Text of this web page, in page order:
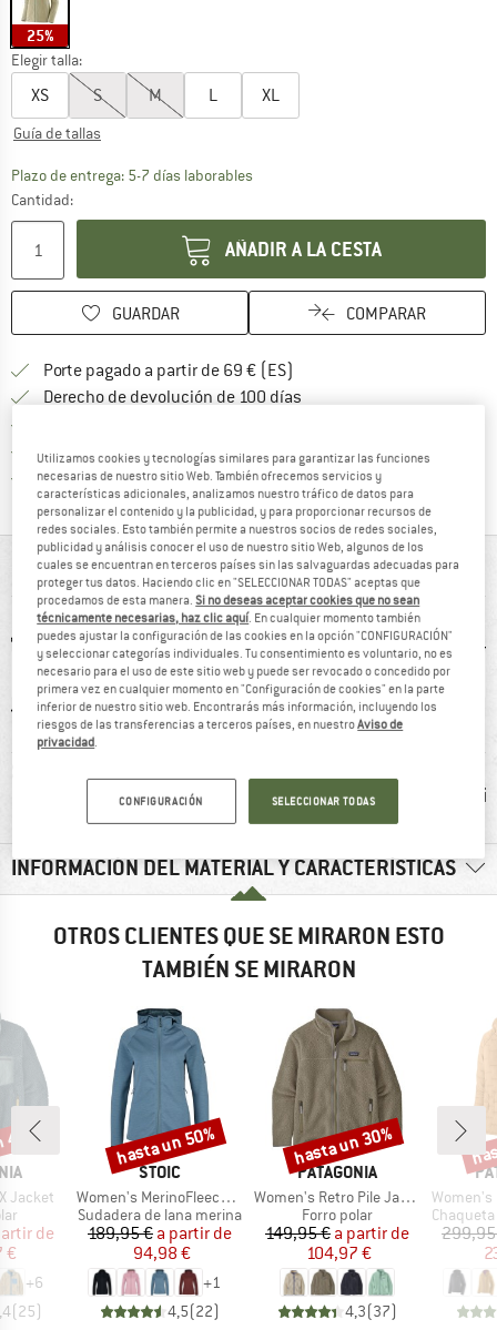
25%
Elegir talla:
XS S M L XL
Guía de tallas
Plazo de entrega: 5-7 días laborablesEl enlace se abre en una ventana
Cantidad:
AÑADIR A LA CESTA
GUARDAR COMPARAR
Porte pagado a partir de 69 € (ES)
Derecho de devolución de 100 días
Todos los artículos se encuentran en almacén
Protección del comprador de Trusted Shops¡toda la
DE UN VISTAZO
Buen corte
INFORMACIÓN DEL MATERIAL Y CARACTERÍSTICAS
OTROS CLIENTES QUE SE MIRARON ESTO
TAMBIÉN SE MIRARON
Jacket
reducido
de
€
+6
(25)
MARCA
STOIC
Artículo
Women's MerinoFleece335 KuolpaSt. II Zip Hoody
Product group
Sudadera de lana merina
Precio
189,95 € Precio reducido
a partir de
94,98 €
+1
4,5(22)
Descuento
hasta un 50%
MARCA
PATAGONIA
Artículo
Women's Retro Pile Jacket
Product group
Forro polar
Precio
149,95 € Precio reducido
a partir de
104,97 €
4,3(37)
Descuento
hasta un 30%
Artículo
Women's
Product
Chaqueta
Utilizamos cookies y tecnologías similares para garantizar las funciones
necesarias de nuestro sitio Web. También ofrecemos servicios y
características adicionales, analizamos nuestro tráfico de datos para
personalizar el contenido y la publicidad, y para proporcionar recursos de
redes sociales. Esto también permite a nuestros socios de redes sociales,
publicidad y análisis conocer el uso de nuestro sitio Web, algunos de los
cuales se encuentran en terceros países sin las salvaguardas adecuadas para
proteger tus datos. Haciendo clic en "SELECCIONAR TODAS" aceptas que
procedamos de esta manera.Si no deseas aceptar cookies que no sean
técnicamente necesarias, haz clic aquí. En cualquier momento también
puedes ajustar la configuración de las cookies en la opción "CONFIGURACIÓN"
y seleccionar categorías individuales. Tu consentimiento es voluntario, no es
necesario para el uso de este sitio web y puede ser revocado o concedido por
primera vez en cualquier momento en "Configuración de cookies" en la parte
inferior de nuestro sitio web. Encontrarás más información, incluyendo los
riesgos de las transferencias a terceros países, en nuestroAviso de
privacidad.
CONFIGURACIÓN SELECCIONAR TODAS